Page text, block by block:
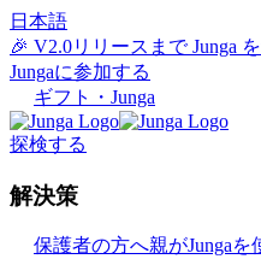
日本語
🎉 V2.0リリースまで Junga
Jungaに参加する
ギフト・Junga
探検する
解決策
保護者の方へ親がJunga